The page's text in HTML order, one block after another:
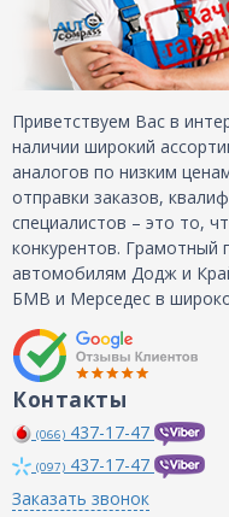
Приветствуем Вас в
наличии широкий
аналогов по низким
отправки заказов,
специалистов – это то,
конкурентов. Грамотный
автомобилям Додж и
БМВ и Мерседес в
Контакты
(066) 437-17-47
(097) 437-17-47
Заказать звонок